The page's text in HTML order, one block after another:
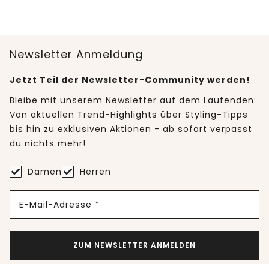
Newsletter Anmeldung
Jetzt Teil der Newsletter-Community werden!
Bleibe mit unserem Newsletter auf dem Laufenden:
Von aktuellen Trend-Highlights über Styling-Tipps
bis hin zu exklusiven Aktionen - ab sofort verpasst
du nichts mehr!
Damen Herren
E-Mail-Adresse *
ZUM NEWSLETTER ANMELDEN